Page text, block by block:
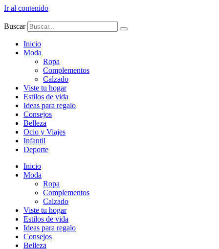
Ir al contenido
Buscar
Inicio
Moda
Ropa
Complementos
Calzado
Viste tu hogar
Estilos de vida
Ideas para regalo
Consejos
Belleza
Ocio y Viajes
Infantil
Deporte
Inicio
Moda
Ropa
Complementos
Calzado
Viste tu hogar
Estilos de vida
Ideas para regalo
Consejos
Belleza